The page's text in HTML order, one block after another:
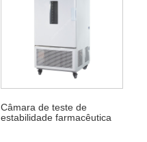
Câmara de teste de
estabilidade farmacêutica